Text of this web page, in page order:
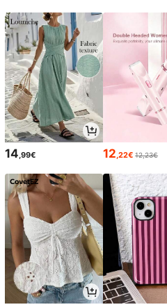
14,99€ 12,22€ 12,23€